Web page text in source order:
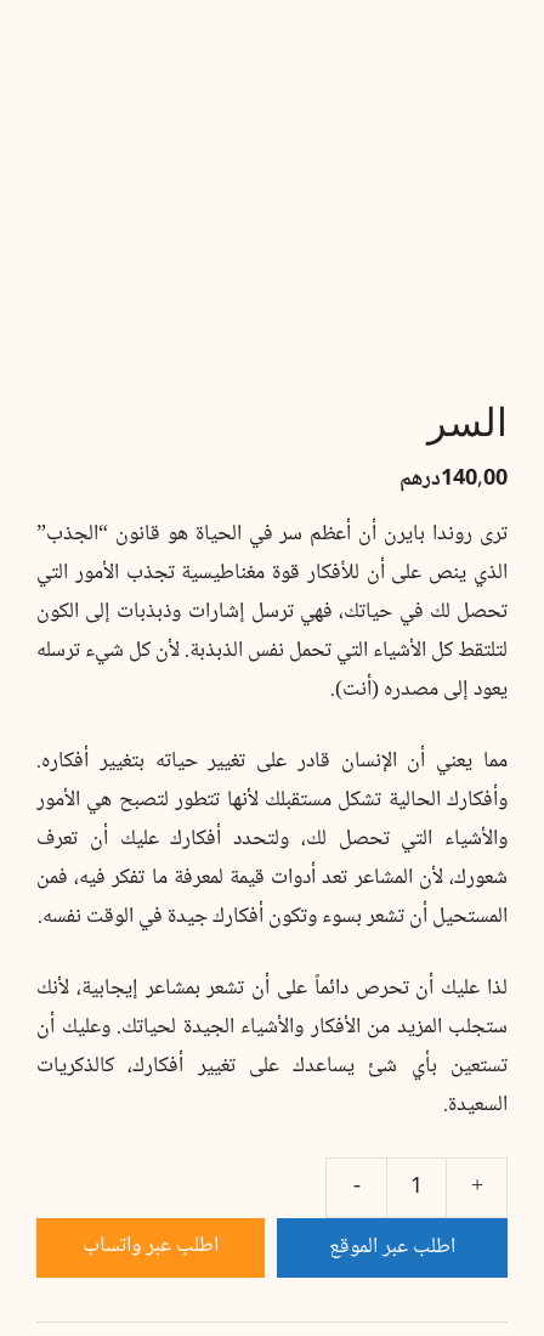
السر
140,00درهم
ترى روندا بايرن أن أعظم سر في الحياة هو قانون “الجذب”
الذي ينص على أن للأفكار قوة مغناطيسية تجذب الأمور التي
تحصل لك في حياتك، فهي ترسل إشارات وذبذبات إلى الكون
لتلتقط كل الأشياء التي تحمل نفس الذبذبة. لأن كل شيء ترسله
يعود إلى مصدره (أنت).
مما يعني أن الإنسان قادر على تغيير حياته بتغيير أفكاره.
وأفكارك الحالية تشكل مستقبلك لأنها تتطور لتصبح هي الأمور
والأشياء التي تحصل لك، ولتحدد أفكارك عليك أن تعرف
شعورك، لأن المشاعر تعد أدوات قيمة لمعرفة ما تفكر فيه، فمن
المستحيل أن تشعر بسوء وتكون أفكارك جيدة في الوقت نفسه.
لذا عليك أن تحرص دائماً على أن تشعر بمشاعر إيجابية، لأنك
ستجلب المزيد من الأفكار والأشياء الجيدة لحياتك. وعليك أن
تستعين بأي شئ يساعدك على تغيير أفكارك، كالذكريات
السعيدة.
كمية
اطلب عبر الموقع اطلب عبر واتساب